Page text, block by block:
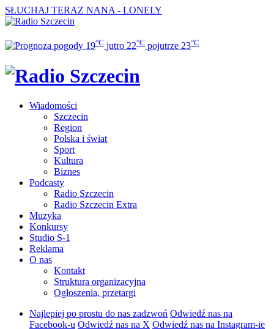
SŁUCHAJ TERAZ NANA - LONELY
19°C jutro 22°C pojutrze 23°C
Wiadomości
Szczecin
Region
Polska i świat
Sport
Kultura
Biznes
Podcasty
Radio Szczecin
Radio Szczecin Extra
Muzyka
Konkursy
Studio S-1
Reklama
O nas
Kontakt
Struktura organizacyjna
Ogłoszenia, przetargi
Najlepiej po prostu do nas zadzwoń Odwiedź nas na
Facebook-u Odwiedź nas na X Odwiedź nas na Instagram-ie